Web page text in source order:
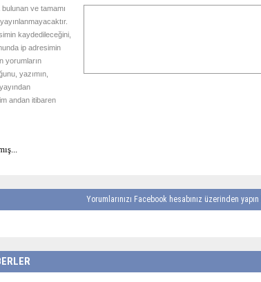
ve tamamı
kaydedileceğini,
ip adresimin
yorumların
yazımın,
andan itibaren
Yorumlarınızı Facebook hesabınız üzerinden